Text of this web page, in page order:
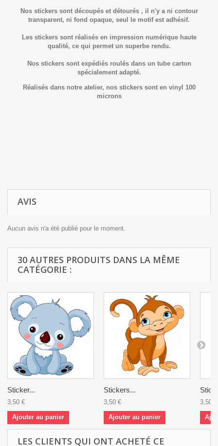
Nos stickers sont découpés et détourés , il n'y a ni contour
transparent, ni fond opaque, seul le motif est adhésif.
Les stickers sont réalisés en impression numérique haute
qualité, ce qui permet un superbe rendu.
Nos stickers sont expédiés roulés dans un tube carton
spécialement adapté.
Réalisés dans notre atelier, nos stickers sont en vinyl 100
microns
AVIS
Aucun avis n'a été publié pour le moment.
30 AUTRES PRODUITS DANS LA MÊME
CATÉGORIE :
Sticker...
3,50 €
Ajouter au panier
Stickers...
3,50 €
Ajouter au panier
3,50 €
LES CLIENTS QUI ONT ACHETÉ CE